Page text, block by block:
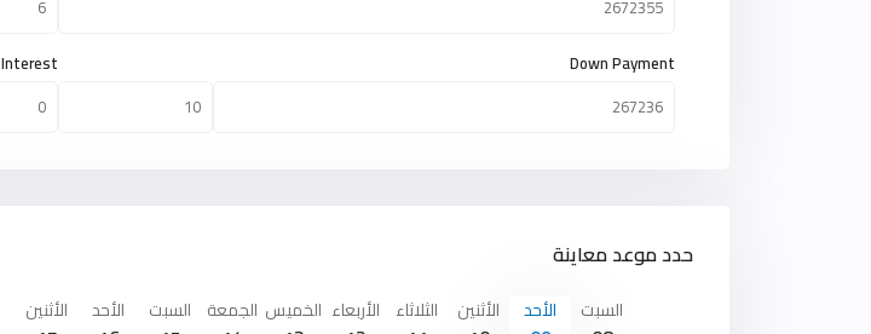
Down Payment
Interest
حدد موعد معاينة
السبت الأحد الأثنين الثلاثاء الأربعاء الخميس الجمعة السبت الأحد الأثنين